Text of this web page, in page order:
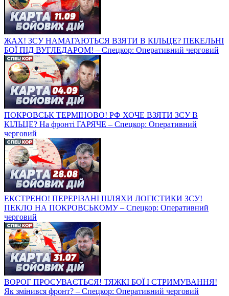
ЖАХ! ЗСУ НАМАГАЮТЬСЯ ВЗЯТИ В КІЛЬЦЕ? ПЕКЕЛЬНІ
БОЇ ПІД ВУГЛЕДАРОМ! – Спецкор: Оперативний черговий
ПОКРОВСЬК ТЕРМІНОВО! РФ ХОЧЕ ВЗЯТИ ЗСУ В
КІЛЬЦЕ? На фронті ГАРЯЧЕ – Спецкор: Оперативний
черговий
ЕКСТРЕНО! ПЕРЕРІЗАНІ ШЛЯХИ ЛОГІСТИКИ ЗСУ!
ПЕКЛО НА ПОКРОВСЬКОМУ – Спецкор: Оперативний
черговий
ВОРОГ ПРОСУВАЄТЬСЯ! ТЯЖКІ БОЇ І СТРИМУВАННЯ!
Як змінився фронт? – Спецкор: Оперативний черговий